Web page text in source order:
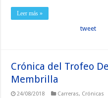
Leer más »
tweet
Crónica del Trofeo
Membrilla
24/08/2018 Carreras, Crónicas